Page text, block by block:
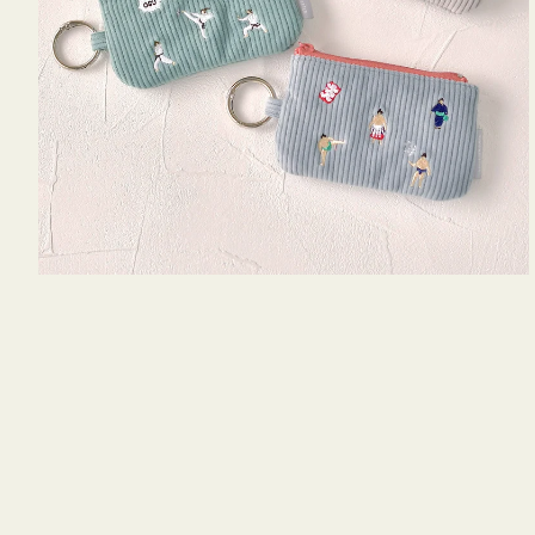
キ
ー
リ
ン
グ
付
き